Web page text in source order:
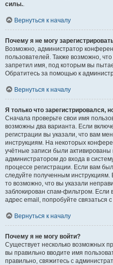
силы..
Вернуться к началу
Почему я не могу
Возможно, администратор
пользователей. Также возможно,
запретил имя, под которым вы
Обратитесь за помощью к
Вернуться к началу
Я только что зарегистрировался,
Сначала проверьте свои имя
возможны два варианта. Если
регистрации вы указали, что вам
инструкциям. На некоторых
учётные записи были активированы
администратором до входа в
процессе регистрации. Если вам
следуйте полученным
то возможно, что вы указали
заблокирован спам-фильтром. Если
адрес email, попробуйте связаться
Вернуться к началу
Почему я не могу войти?
Существует несколько возможных
вы правильно вводите имя
правильно, свяжитесь с